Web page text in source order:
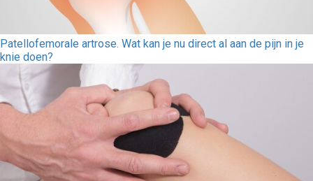
Patellofemorale artrose. Wat kan je nu direct al aan de pijn in je
knie doen?